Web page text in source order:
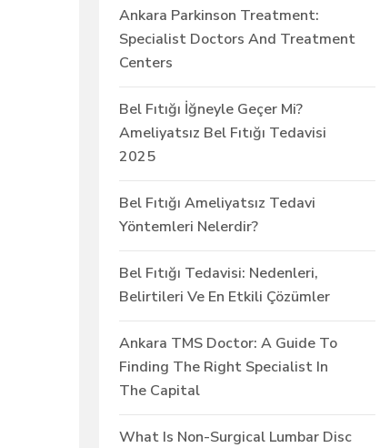
Ankara Parkinson Treatment:
Specialist Doctors And Treatment
Centers
Bel Fıtığı İğneyle Geçer Mi?
Ameliyatsız Bel Fıtığı Tedavisi
2025
Bel Fıtığı Ameliyatsız Tedavi
Yöntemleri Nelerdir?
Bel Fıtığı Tedavisi: Nedenleri,
Belirtileri Ve En Etkili Çözümler
Ankara TMS Doctor: A Guide To
Finding The Right Specialist In
The Capital
What Is Non-Surgical Lumbar Disc